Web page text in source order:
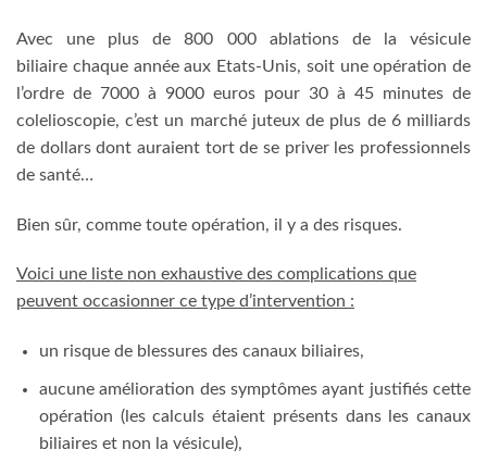
Avec une plus de 800 000 ablations de la vésicule
biliaire chaque année aux Etats-Unis, soit une opération de
l’ordre de 7000 à 9000 euros pour 30 à 45 minutes de
colelioscopie, c’est un marché juteux de plus de 6 milliards
de dollars dont auraient tort de se priver les professionnels
de santé…
Bien sûr, comme toute opération, il y a des risques.
Voici une liste non exhaustive des complications que
peuvent occasionner ce type d’intervention :
un risque de blessures des canaux biliaires,
aucune amélioration des symptômes ayant justifiés cette
opération (les calculs étaient présents dans les canaux
biliaires et non la vésicule),